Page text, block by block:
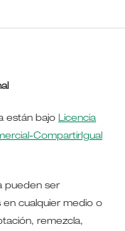
están bajo Licencia
CompartirIgual
pueden ser
en cualquier medio o
remezcla,